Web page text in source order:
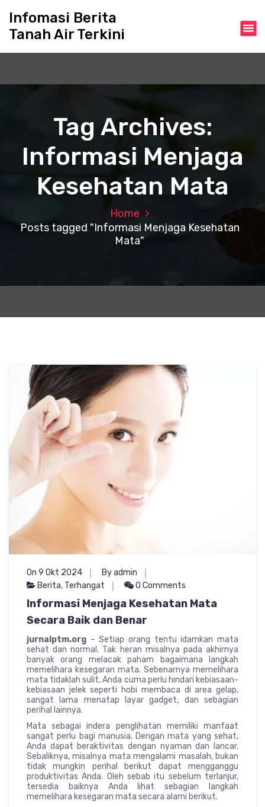
c
Infomasi Berita
Tanah Air Terkini
Tag Archives:
Informasi Menjaga
Kesehatan Mata
Home
Posts tagged "Informasi Menjaga Kesehatan
Mata"
On 9 Okt 2024
By admin
Berita, Terhangat 0 Comments
Informasi Menjaga Kesehatan Mata
Secara Baik dan Benar
jurnalptm.org – Setiap orang tentu idamkan mata
sehat dan normal. Tak heran misalnya pada akhirnya
banyak orang melacak paham bagaimana langkah
memelihara kesegaran mata. Sebenarnya memelihara
mata tidaklah sulit, Anda cuma perlu hindari kebiasaan-
kebiasaan jelek seperti hobi membaca di area gelap,
sangat lama menatap layar gadget, dan sebagian
perihal lainnya.
Mata sebagai indera penglihatan memiliki manfaat
sangat perlu bagi manusia. Dengan mata yang sehat,
Anda dapat beraktivitas dengan nyaman dan lancar.
Sebaliknya, misalnya mata mengalami masalah, bukan
tidak mungkin perihal berikut dapat mengganggu
produktivitas Anda. Oleh sebab itu sebelum terlanjur,
tersedia baiknya Anda lihat sebagian langkah
memelihara kesegaran mata secara alami berikut.